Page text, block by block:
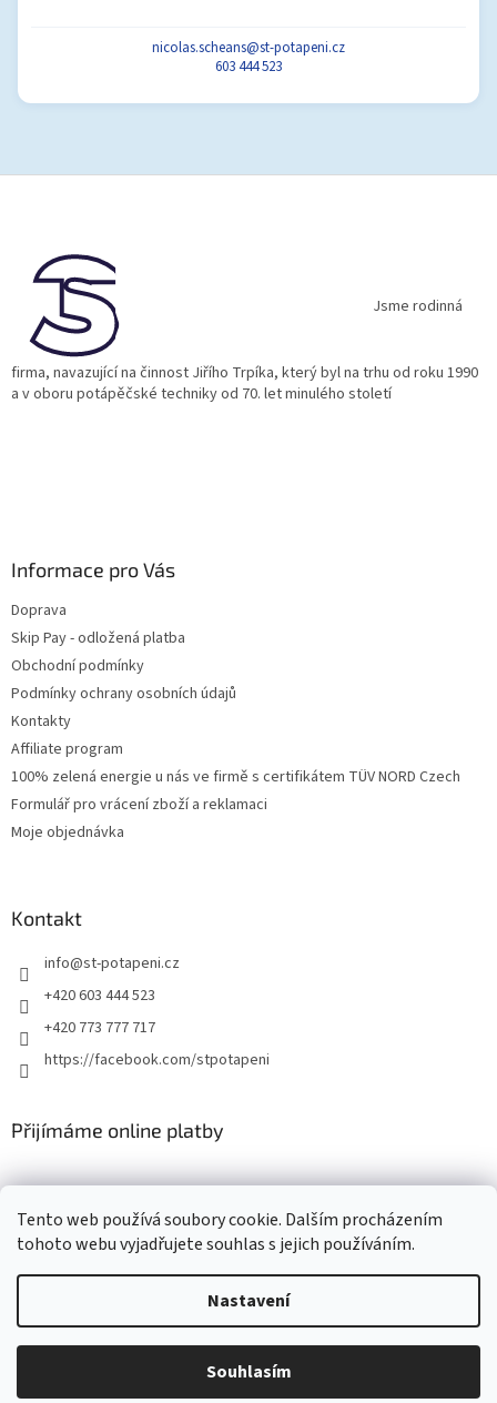
Tento web používá soubory cookie. Dalším procházením
tohoto webu vyjadřujete souhlas s jejich používáním.
Nastavení
Souhlasím
nicolas.scheans@st-potapeni.cz
603 444 523
Jsme rodinná
firma, navazující na činnost Jiřího Trpíka, který byl na trhu od roku 1990
a v oboru potápěčské techniky od 70. let minulého století
Informace pro Vás
Doprava
Skip Pay - odložená platba
Obchodní podmínky
Podmínky ochrany osobních údajů
Kontakty
Affiliate program
100% zelená energie u nás ve firmě s certifikátem TÜV NORD Czech
Formulář pro vrácení zboží a reklamaci
Moje objednávka
Kontakt
info@st-potapeni.cz
+420 603 444 523
+420 773 777 717
https://facebook.com/stpotapeni
Přijímáme online platby
Copyright 2026ST-potapeni.cz. Všechna práva vyhrazena.Upravit
nastavení cookies